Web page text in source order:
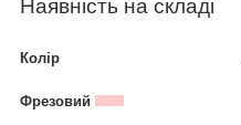
Наявність на складі
Колір
Фрезовий